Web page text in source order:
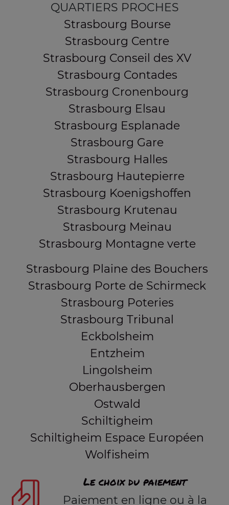
QUARTIERS PROCHES
Strasbourg Bourse
Strasbourg Centre
Strasbourg Conseil des XV
Strasbourg Contades
Strasbourg Cronenbourg
Strasbourg Elsau
Strasbourg Esplanade
Strasbourg Gare
Strasbourg Halles
Strasbourg Hautepierre
Strasbourg Koenigshoffen
Strasbourg Krutenau
Strasbourg Meinau
Strasbourg Montagne verte
Strasbourg Plaine des Bouchers
Strasbourg Porte de Schirmeck
Strasbourg Poteries
Strasbourg Tribunal
Eckbolsheim
Entzheim
Lingolsheim
Oberhausbergen
Ostwald
Schiltigheim
Schiltigheim Espace Européen
Wolfisheim
Le choix du paiement
Paiement en ligne ou à la